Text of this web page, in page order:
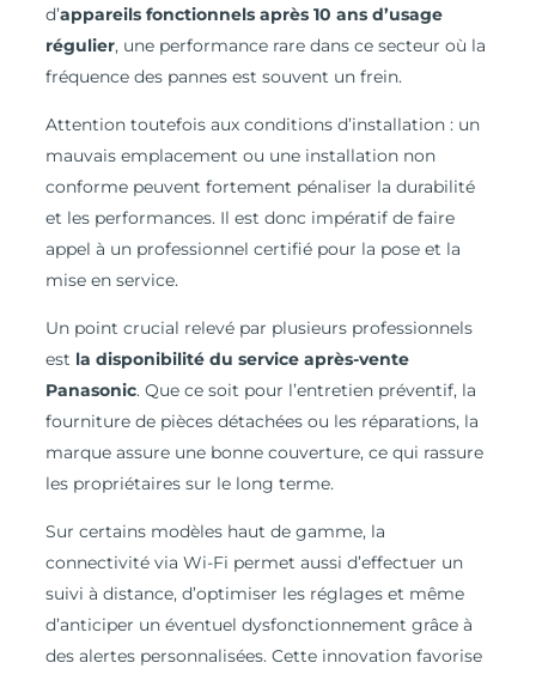
d’appareils fonctionnels après 10 ans d’usage
régulier, une performance rare dans ce secteur où la
fréquence des pannes est souvent un frein.
Attention toutefois aux conditions d’installation : un
mauvais emplacement ou une installation non
conforme peuvent fortement pénaliser la durabilité
et les performances. Il est donc impératif de faire
appel à un professionnel certifié pour la pose et la
mise en service.
Un point crucial relevé par plusieurs professionnels
est la disponibilité du service après-vente
Panasonic. Que ce soit pour l’entretien préventif, la
fourniture de pièces détachées ou les réparations, la
marque assure une bonne couverture, ce qui rassure
les propriétaires sur le long terme.
Sur certains modèles haut de gamme, la
connectivité via Wi-Fi permet aussi d’effectuer un
suivi à distance, d’optimiser les réglages et même
d’anticiper un éventuel dysfonctionnement grâce à
des alertes personnalisées. Cette innovation favorise